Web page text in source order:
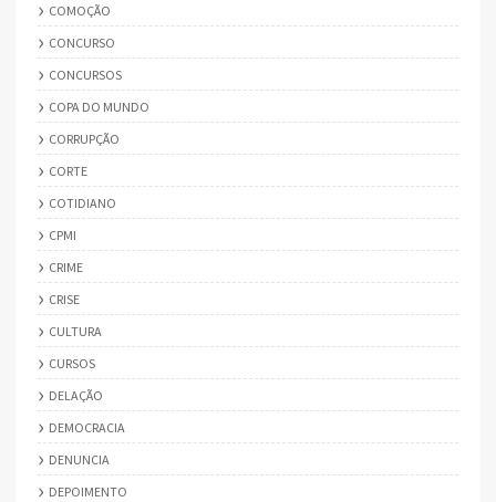
COMOÇÃO
CONCURSO
CONCURSOS
COPA DO MUNDO
CORRUPÇÃO
CORTE
COTIDIANO
CPMI
CRIME
CRISE
CULTURA
CURSOS
DELAÇÃO
DEMOCRACIA
DENUNCIA
DEPOIMENTO